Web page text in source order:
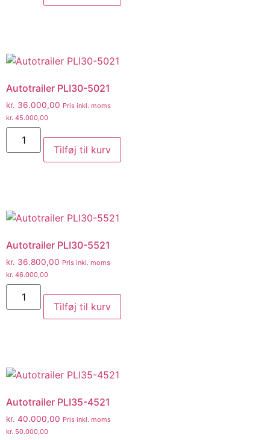
Autotrailer PLI30-5021
kr. 36.000,00 Pris inkl. moms
kr. 45.000,00
Tilføj til kurv
Autotrailer PLI30-5521
kr. 36.800,00 Pris inkl. moms
kr. 46.000,00
Tilføj til kurv
Autotrailer PLI35-4521
kr. 40.000,00 Pris inkl. moms
kr. 50.000,00